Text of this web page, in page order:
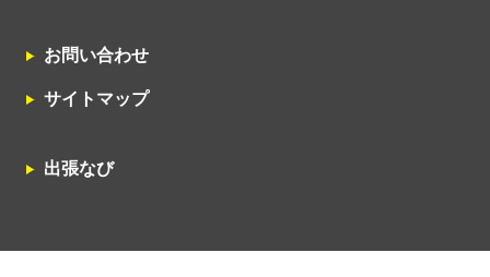
お問い合わせ
サイトマップ
出張なび